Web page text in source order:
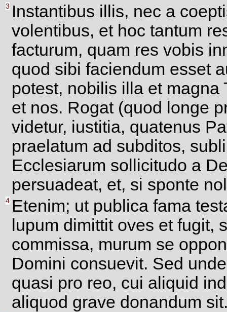
3 Instantibus illis, nec a
volentibus, et hoc tantum
facturum, quam res vobis
quod sibi faciendum esset
potest, nobilis illa et
et nos. Rogat (quod longe
videtur, iustitia, quatenus
praelatum ad subditos,
Ecclesiarum sollicitudo a
persuadeat, et, si sponte
4 Etenim; ut publica fama
lupum dimittit oves et fugit,
commissa, murum se
Domini consuevit. Sed
quasi pro reo, cui aliquid
aliquod grave donandum